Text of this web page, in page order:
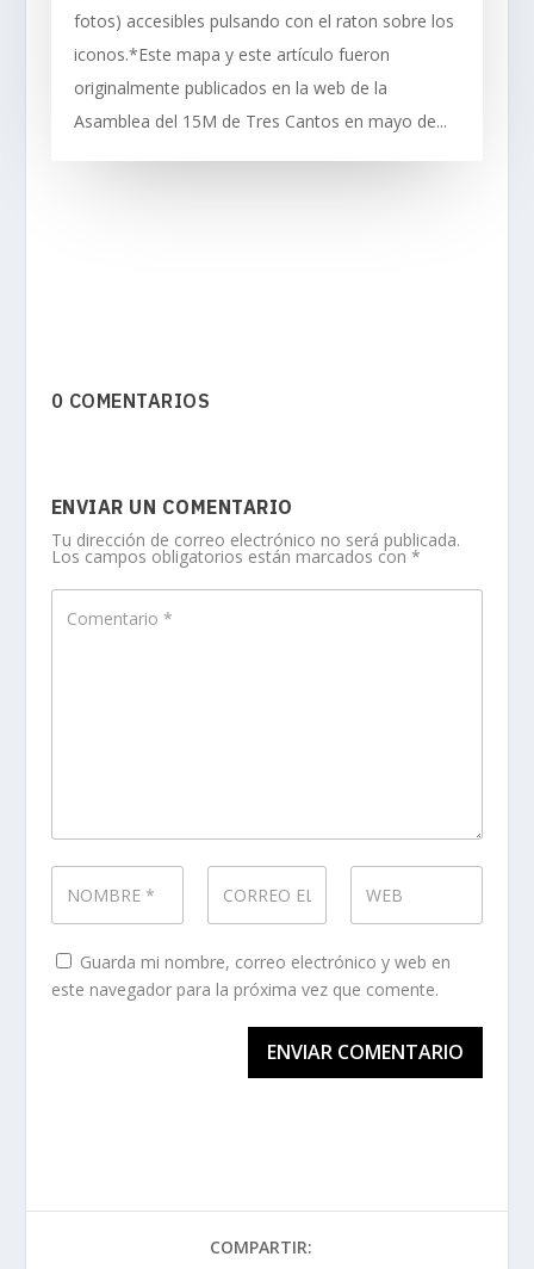
fotos) accesibles pulsando con el raton sobre los
iconos.*Este mapa y este artículo fueron
originalmente publicados en la web de la
Asamblea del 15M de Tres Cantos en mayo de...
0 COMENTARIOS
ENVIAR UN COMENTARIO
Tu dirección de correo electrónico no será publicada.
Los campos obligatorios están marcados con *
Guarda mi nombre, correo electrónico y web en
este navegador para la próxima vez que comente.
ENVIAR COMENTARIO
COMPARTIR: